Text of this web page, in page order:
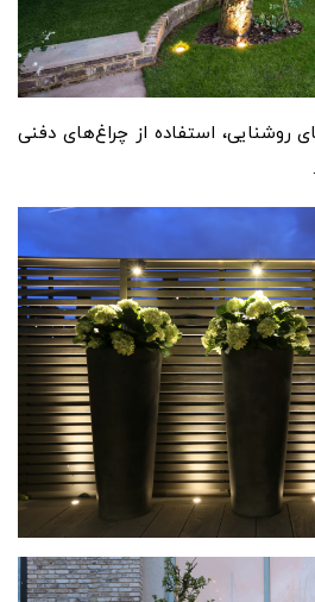
روشنایی، استفاده از چراغ‌های دفنی